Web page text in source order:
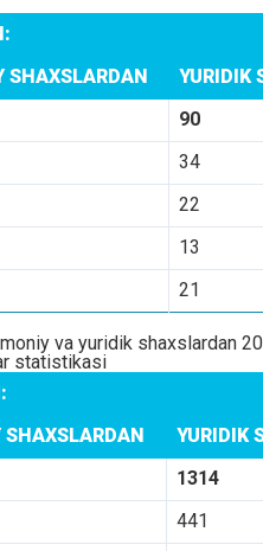
SHAXSLARDAN
YURIDIK
90
34
22
13
21
va yuridik shaxslardan
statistikasi
YURIDIK
1314
441